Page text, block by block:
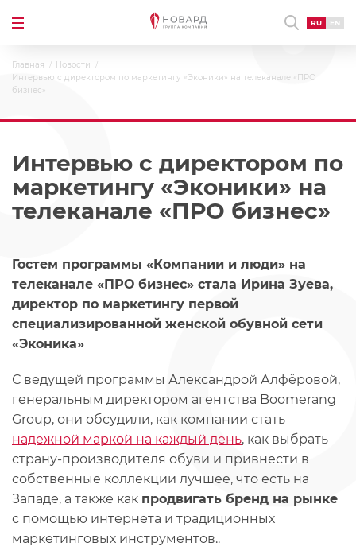
RU EN
Главная
Новости
Интервью с директором по маркетингу «Эконики» на телеканале «ПРО
бизнес»
Интервью с директором по
маркетингу «Эконики» на
телеканале «ПРО бизнес»
Гостем программы «Компании и люди» на
телеканале «ПРО бизнес» стала Ирина Зуева,
директор по маркетингу первой
специализированной женской обувной сети
«Эконика»
С ведущей программы Александрой Алфёровой,
генеральным директором агентства Boomerang
Group, они обсудили, как компании стать
надежной маркой на каждый день, как выбрать
страну-производителя обуви и привнести в
собственные коллекции лучшее, что есть на
Западе, а также как продвигать бренд на рынке
с помощью интернета и традиционных
маркетинговых инструментов..